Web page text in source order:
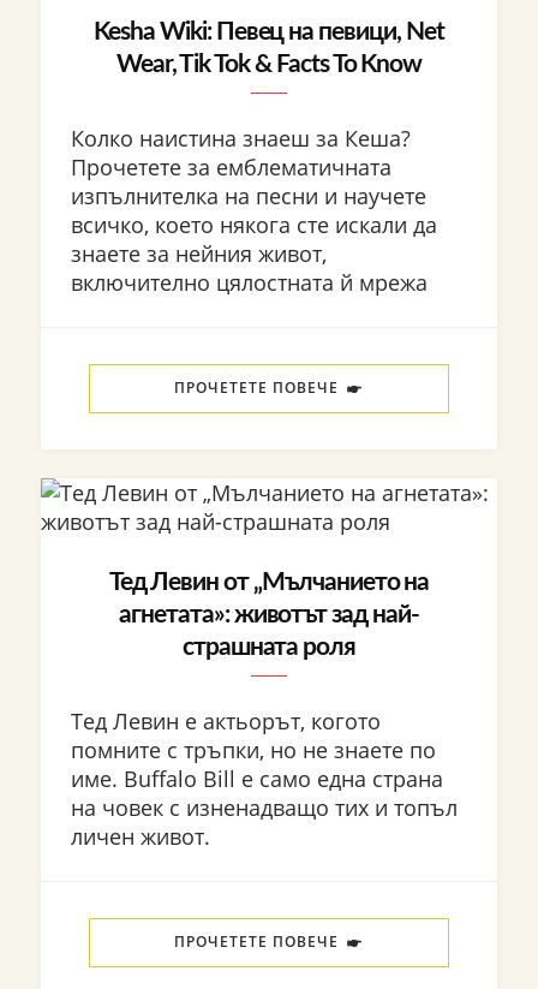
Kesha Wiki: Певец на певици, Net
Wear, Tik Tok & Facts To Know
Колко наистина знаеш за Кеша?
Прочетете за емблематичната
изпълнителка на песни и научете
всичко, което някога сте искали да
знаете за нейния живот,
включително цялостната й мрежа
ПРОЧЕТЕТЕ ПОВЕЧЕ
Тед Левин от „Мълчанието на
агнетата»: животът зад най-
страшната роля
Тед Левин е актьорът, когото
помните с тръпки, но не знаете по
име. Buffalo Bill е само една страна
на човек с изненадващо тих и топъл
личен живот.
ПРОЧЕТЕТЕ ПОВЕЧЕ